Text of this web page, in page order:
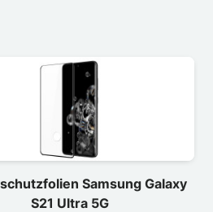
Samsung Galaxy
S21 Ultra 5G